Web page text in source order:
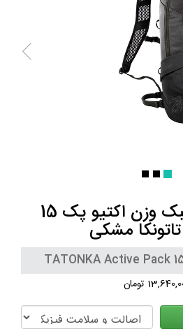
کوله پشتی سبک وزن اکتیو پک 15
مشکی
TATONKA Active Pack
تومان